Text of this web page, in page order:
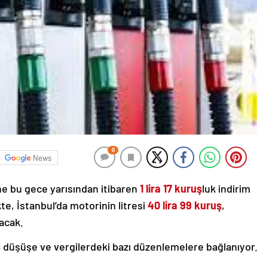
News
0
bu gece yarısından itibaren 1 lira 17 kuruşluk indirim
İstanbul’da motorinin litresi 40 lira 99 kuruş,
ve vergilerdeki bazı düzenlemelere bağlanıyor.